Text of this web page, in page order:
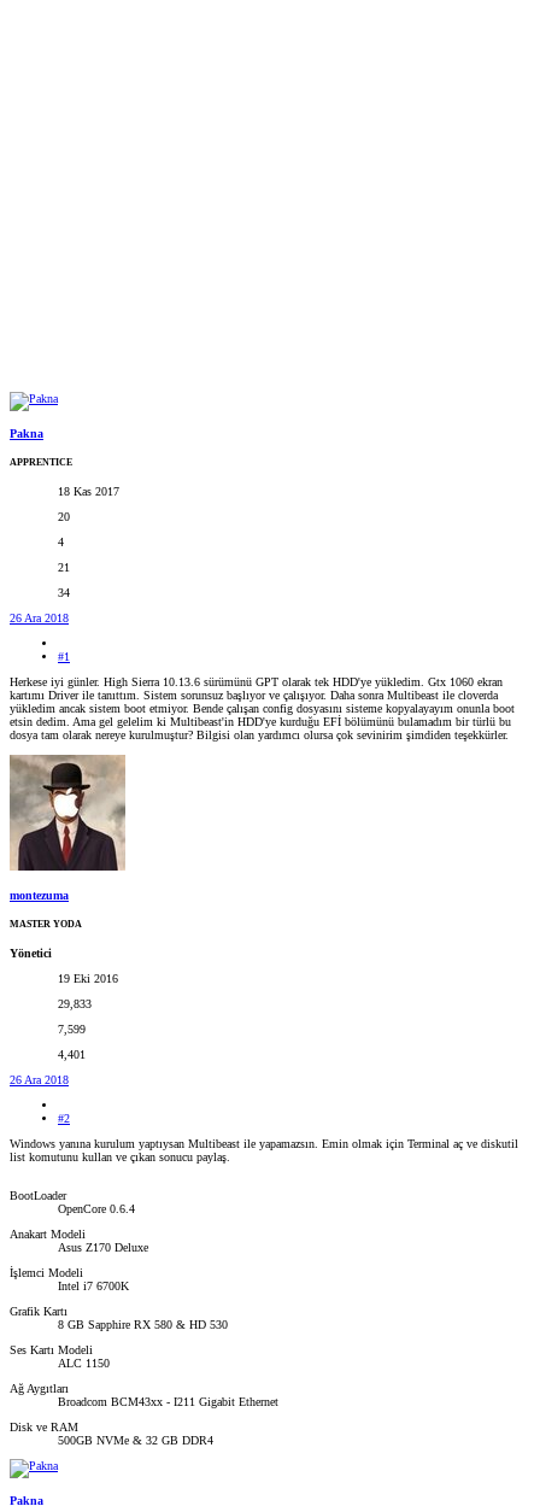
Pakna
APPRENTICE
18 Kas 2017
20
4
21
34
26 Ara 2018
#1
Herkese iyi günler. High Sierra 10.13.6 sürümünü GPT olarak tek HDD'ye yükledim. Gtx 1060 ekran
kartımı Driver ile tanıttım. Sistem sorunsuz başlıyor ve çalışıyor. Daha sonra Multibeast ile cloverda
yükledim ancak sistem boot etmiyor. Bende çalışan config dosyasını sisteme kopyalayayım onunla boot
etsin dedim. Ama gel gelelim ki Multibeast'in HDD'ye kurduğu EFİ bölümünü bulamadım bir türlü bu
dosya tam olarak nereye kurulmuştur? Bilgisi olan yardımcı olursa çok sevinirim şimdiden teşekkürler.
montezuma
MASTER YODA
Yönetici
19 Eki 2016
29,833
7,599
4,401
26 Ara 2018
#2
Windows yanına kurulum yaptıysan Multibeast ile yapamazsın. Emin olmak için Terminal aç ve diskutil
list komutunu kullan ve çıkan sonucu paylaş.
BootLoader
OpenCore 0.6.4
Anakart Modeli
Asus Z170 Deluxe
İşlemci Modeli
Intel i7 6700K
Grafik Kartı
8 GB Sapphire RX 580 & HD 530
Ses Kartı Modeli
ALC 1150
Ağ Aygıtları
Broadcom BCM43xx - I211 Gigabit Ethernet
Disk ve RAM
500GB NVMe & 32 GB DDR4
Pakna